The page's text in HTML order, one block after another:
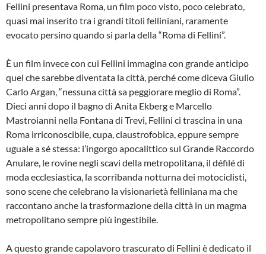
Fellini presentava Roma, un film poco visto, poco celebrato,
quasi mai inserito tra i grandi titoli felliniani, raramente
evocato persino quando si parla della “Roma di Fellini”.
È un film invece con cui Fellini immagina con grande anticipo
quel che sarebbe diventata la città, perché come diceva Giulio
Carlo Argan, “nessuna città sa peggiorare meglio di Roma”.
Dieci anni dopo il bagno di Anita Ekberg e Marcello
Mastroianni nella Fontana di Trevi, Fellini ci trascina in una
Roma irriconoscibile, cupa, claustrofobica, eppure sempre
uguale a sé stessa: l’ingorgo apocalittico sul Grande Raccordo
Anulare, le rovine negli scavi della metropolitana, il défilé di
moda ecclesiastica, la scorribanda notturna dei motociclisti,
sono scene che celebrano la visionarietà felliniana ma che
raccontano anche la trasformazione della città in un magma
metropolitano sempre più ingestibile.
A questo grande capolavoro trascurato di Fellini è dedicato il